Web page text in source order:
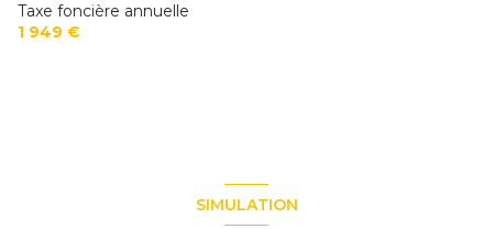
Taxe foncière annuelle
1 949 €
SIMULATION